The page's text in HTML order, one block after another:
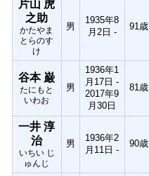
片山 虎
之助
かたやま
とらのす
け
男
1935年8
月2日 -
91歳
谷本 巌
たにもと
いわお
男
1936年1
月17日 -
2017年9
月30日
81歳
一井 淳
治
いちい じ
ゅんじ
男
1936年2
月11日 -
90歳